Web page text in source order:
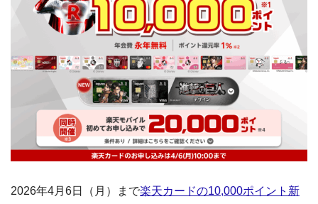
2026年4月6日（月）まで楽天カードの10,000ポイント新